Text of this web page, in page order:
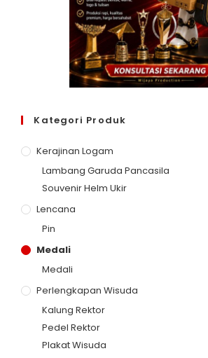
Kategori Produk
Kerajinan Logam
Lambang Garuda Pancasila
Souvenir Helm Ukir
Lencana
Pin
Medali
Medali
Perlengkapan Wisuda
Kalung Rektor
Pedel Rektor
Plakat Wisuda